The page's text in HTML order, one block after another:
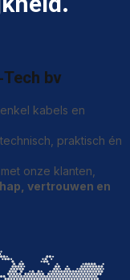
bv
kabels en
praktisch én
onze klanten,
vertrouwen en